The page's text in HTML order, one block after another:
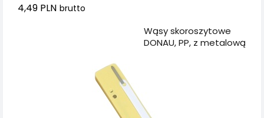
4,49 PLN brutto
Wąsy skoroszytowe
DONAU, PP, z metalową